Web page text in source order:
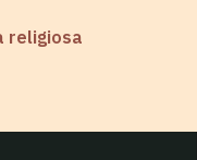
religiosa